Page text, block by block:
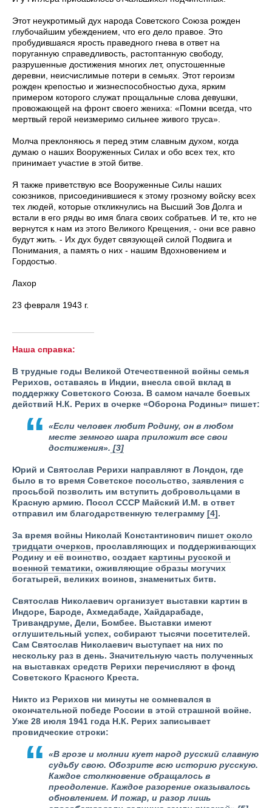
Этот неукротимый дух народа Советского Союза рожден
глубочайшим убеждением, что его дело правое. Это
пробудившаяся ярость праведного гнева в ответ на
поруганную справедливость, растоптанную свободу,
разрушенные достижения многих лет, опустошенные
деревни, неисчислимые потери в семьях. Этот героизм
рожден крепостью и жизнеспособностью духа, ярким
примером которого служат прощальные слова девушки,
провожающей на фронт своего жениха: «Помни всегда, что
мертвый герой неизмеримо сильнее живого труса».
Молча преклоняюсь я перед этим славным духом, когда
думаю о наших Вооруженных Силах и обо всех тех, кто
принимает участие в этой битве.
Я также приветствую все Вооруженные Силы наших
союзников, присоединившиеся к этому грозному войску всех
тех людей, которые откликнулись на Высший Зов Долга и
встали в его ряды во имя блага своих собратьев. И те, кто не
вернутся к нам из этого Великого Крещения, - они все равно
будут жить. - Их дух будет связующей силой Подвига и
Понимания, а память о них - нашим Вдохновением и
Гордостью.
Лахор
23 февраля 1943 г.
Наша справка:
В трудные годы Великой Отечественной войны семья
Рерихов, оставаясь в Индии, внесла свой вклад в
поддержку Советского Союза. В самом начале боевых
действий Н.К. Рерих в очерке «Оборона Родины» пишет:
«Если человек любит Родину, он в любом
месте земного шара приложит все свои
достижения». [3]
Юрий и Святослав Рерихи направляют в Лондон, где
было в то время Советское посольство, заявления с
просьбой позволить им вступить добровольцами в
Красную армию. Посол СССР Майский И.М. в ответ
отправил им благодарственную телеграмму [4].
За время войны Николай Константинович пишет около
тридцати очерков, прославляющих и поддерживающих
Родину и её воинство, создает картины русской и
военной тематики, оживляющие образы могучих
богатырей, великих воинов, знаменитых битв.
Святослав Николаевич организует выставки картин в
Индоре, Бароде, Ахмедабаде, Хайдарабаде,
Тривандруме, Дели, Бомбее. Выставки имеют
оглушительный успех, собирают тысячи посетителей.
Сам Святослав Николаевич выступает на них по
нескольку раз в день. Значительную часть полученных
на выставках средств Рерихи перечисляют в фонд
Советского Красного Креста.
Никто из Рерихов ни минуты не сомневался в
окончательной победе России в этой страшной войне.
Уже 28 июля 1941 года Н.К. Рерих записывает
провидческие строки:
«В грозе и молнии кует народ русский славную
судьбу свою. Обозрите всю историю русскую.
Каждое столкновение обращалось в
преодоление. Каждое разорение оказывалось
обновлением. И пожар, и разор лишь